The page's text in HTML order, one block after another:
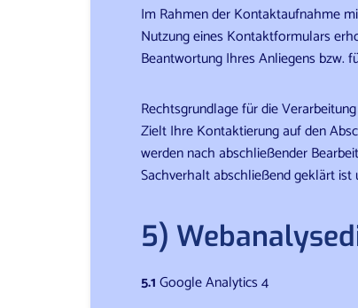
Im Rahmen der Kontaktaufnahme
Nutzung eines Kontaktformulars
Beantwortung Ihres Anliegens bzw.
Rechtsgrundlage für die
Zielt Ihre Kontaktierung auf den
werden nach abschließender
Sachverhalt abschließend geklärt
5)
5.1Google Analytics 4